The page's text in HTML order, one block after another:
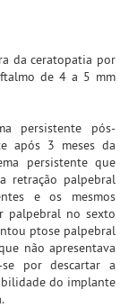
da ceratopatia por
de 4 a 5 mm
persistente pós-
após 3 meses da
persistente que
retração palpebral
e os mesmos
palpebral no sexto
ptose palpebral
não apresentava
por descartar a
do implante